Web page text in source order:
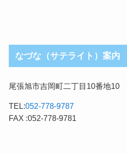
なづな（サテライト）案内
尾張旭市吉岡町二丁目10番地10
TEL:052-778-9787
FAX :052-778-9781